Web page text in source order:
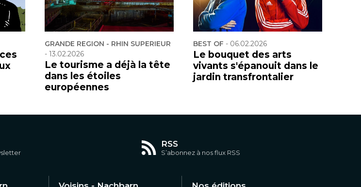
GRANDE REGION - RHIN SUPERIEUR
- 13.02.2026
Le tourisme a déjà la tête
dans les étoiles
européennes
BEST OF - 06.02.2026
Le bouquet des arts
vivants s'épanouit dans le
jardin transfrontalier
RSS
S’abonnez à nos flux RSS